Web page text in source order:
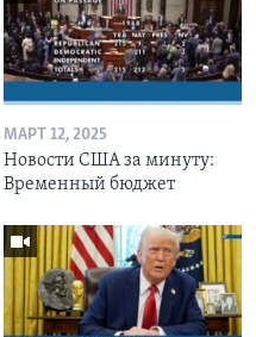
МАРТ 12, 2025
Новости США за минуту:
Временный бюджет